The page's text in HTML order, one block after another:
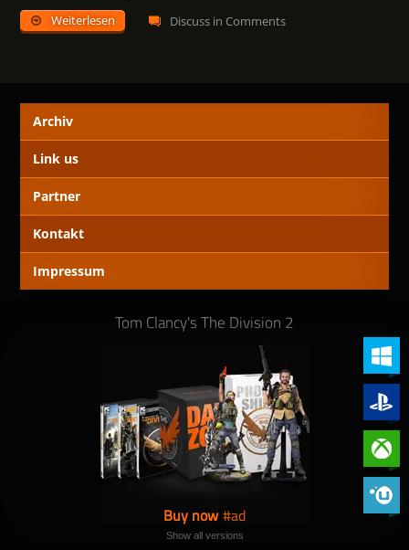
Weiterlesen Discuss in Comments
Archiv
Link us
Partner
Kontakt
Impressum
Tom Clancy's The Division 2
PC
Xbox
Buy now
Show all versions